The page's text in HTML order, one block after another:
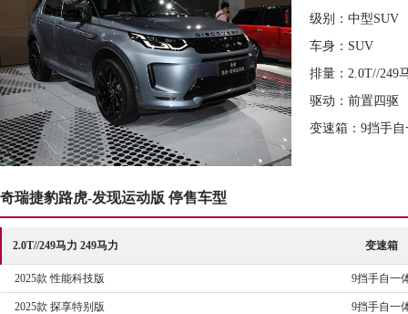
级别：中型SUV
车身：SUV
排量：2.0T//249
驱动：前置四驱
变速箱：9挡手自
奇瑞捷豹路虎-发现运动版 停售车型
2.0T//249马力 249马力 变速箱
2025款 性能科技版 9挡手自一
2025款 探享特别版 9挡手自一